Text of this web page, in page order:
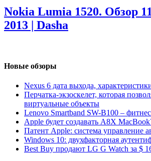
Nokia Lumia 1520. Обзор
2013 | Dasha
Новые обзоры
Nexus 6 дата выхода,
Перчатка-экзоскелет, которая
виртуальные объекты
Lenovo Smartband SW-B100 –
Apple будет создавать A8X
Патент Apple: система управление
Windows 10: двухфакторная
Best Buy продают LG G Watch за $